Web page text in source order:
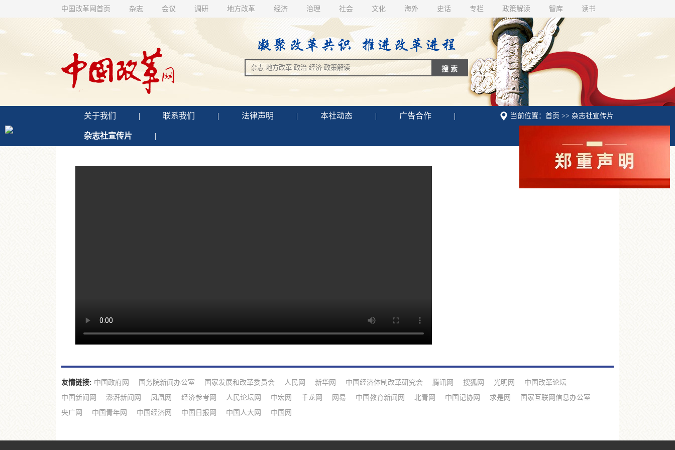
中国改革网首页 杂志 会议 调研 地方改革 经济 治理 社会 文化 海外 史话 专栏 政策解读 智库 读书
当前位置：首页 >> 杂志社宣传片
关于我们 | 联系我们 | 法律声明 | 本社动态 | 广告合作 |
杂志社宣传片 |
友情链接: 中国政府网 国务院新闻办公室 国家发展和改革委员会 人民网 新华网 中国经济体制改革研究会 腾讯网 搜狐网 光明网
中国改革论坛
中国新闻网
澎湃新闻网 凤凰网 经济参考网 人民论坛网 中宏网 千龙网 网易 中国教育新闻网 北青网 中国记协网 求是网
国家互联网信息办公室
央广网
中国青年网 中国经济网 中国日报网 中国人大网 中国网